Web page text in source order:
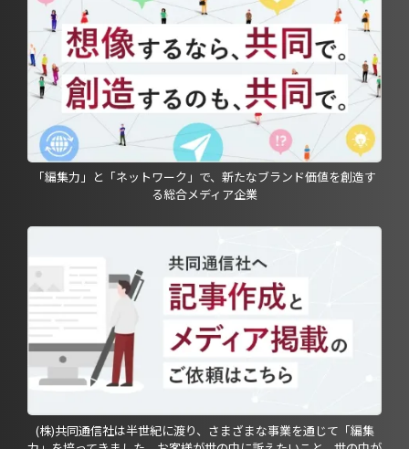
「編集力」と「ネットワーク」で、新たなブランド価値を創造す
る総合メディア企業
(株)共同通信社は半世紀に渡り、さまざまな事業を通じて「編集